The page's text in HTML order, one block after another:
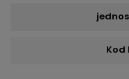
Kod